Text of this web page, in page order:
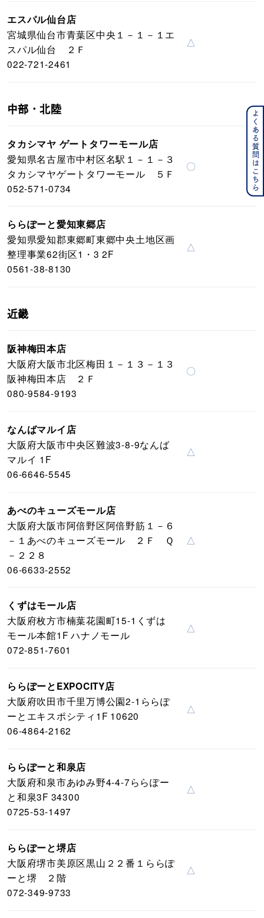
エスパル仙台店
宮城県仙台市青葉区中央１－１－１エ
スパル仙台 ２Ｆ
022-721-2461
△
中部・北陸
タカシマヤ ゲートタワーモール店
愛知県名古屋市中村区名駅１－１－３
タカシマヤゲートタワーモール ５Ｆ
052-571-0734
〇
ららぽーと愛知東郷店
愛知県愛知郡東郷町東郷中央土地区画
整理事業62街区1・3 2F
0561-38-8130
△
近畿
阪神梅田本店
大阪府大阪市北区梅田１－１３－１３
阪神梅田本店 ２Ｆ
080-9584-9193
〇
なんばマルイ店
大阪府大阪市中央区難波3-8-9なんば
マルイ 1F
06-6646-5545
△
あべのキューズモール店
大阪府大阪市阿倍野区阿倍野筋１－６
－１あべのキューズモール ２Ｆ Ｑ
－２２８
06-6633-2552
△
くずはモール店
大阪府枚方市楠葉花園町15-1くずは
モール本館1F ハナノモール
072-851-7601
△
ららぽーとEXPOCITY店
大阪府吹田市千里万博公園2-1ららぽ
ーとエキスポシティ1F 10620
06-4864-2162
△
ららぽーと和泉店
大阪府和泉市あゆみ野4-4-7ららぽー
と和泉3F 34300
0725-53-1497
△
ららぽーと堺店
大阪府堺市美原区黒山２２番１ららぽ
ーと堺 ２階
072-349-9733
△
よくある質問はこちら